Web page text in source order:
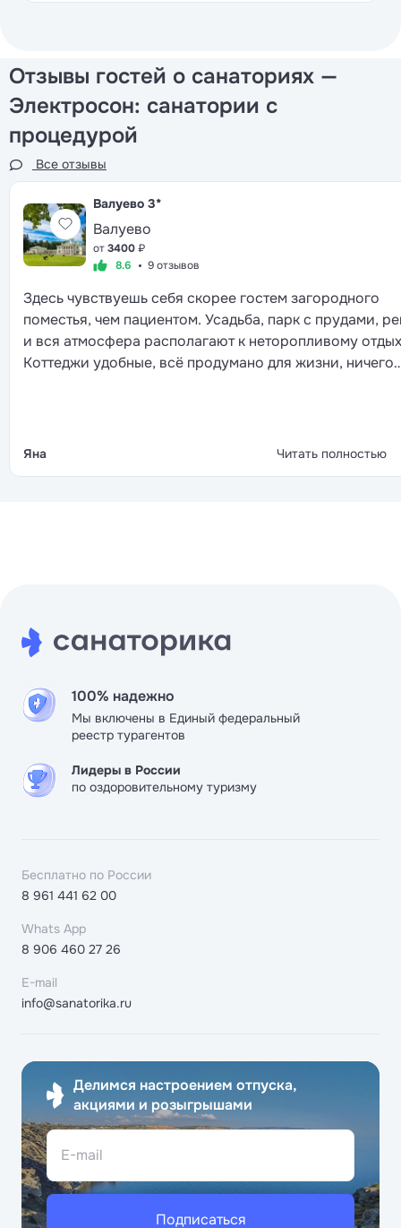
Отзывы гостей о санаториях —
Электросон: санатории с
процедурой
Все отзывы
Валуево 3*
Валуево
от3400₽
8.6
9 отзывов
Здесь чувствуешь себя скорее гостем загородного
поместья, чем пациентом. Усадьба, парк с прудами,
и вся атмосфера располагают к неторопливому
Коттеджи удобные, всё продумано для жизни, ничего
лечебных процедур до мягких восстановительных
Яна Читать полностью
100% надежно
Мы включены в Единый федеральный
реестр турагентов
Лидеры в России
по оздоровительному туризму
Бесплатно по России
8 961 441 62 00
Whats App
8 906 460 27 26
E-mail
info@sanatorika.ru
Делимся настроением отпуска,
акциями и розыгрышами
E-mail
Подписаться